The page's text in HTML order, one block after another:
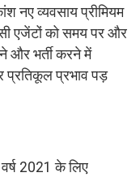
नए व्यवसाय प्रीमियम
एजेंटों को समय पर और
और भर्ती करने में
प्रतिकूल प्रभाव पड़
2021 के लिए